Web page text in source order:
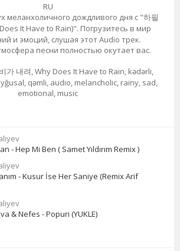
RU
меланхоличного дождливого дня с "하필
It Have to Rain)". Погрузитесь в мир
и эмоций, слушая этот Audio трек.
песни полностью окутает вас.
가 내려, Why Does It Have to Rain, kədərli,
qəmli, audio, melancholic, rainy, sad,
emotional, music
- Hep Mi Ben ( Samet Yıldırım Remix )
- Kusur İse Her Saniye (Remix Arif
& Nefes - Popuri (YUKLE)